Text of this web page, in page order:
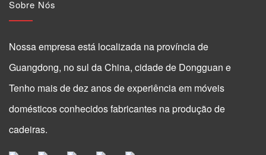
Sobre Nós
Nossa empresa está localizada na província de
Guangdong, no sul da China, cidade de Dongguan e
Tenho mais de dez anos de experiência em móveis
domésticos conhecidos fabricantes na produção de
cadeiras.